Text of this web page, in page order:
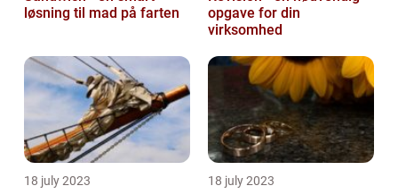
løsning til mad på farten
opgave for din
virksomhed
18 july 2023 18 july 2023